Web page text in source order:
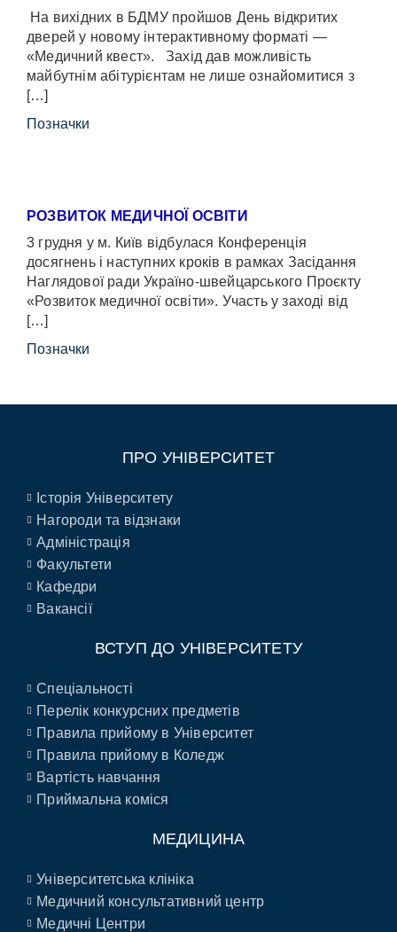
На вихідних в БДМУ пройшов День відкритих
дверей у новому інтерактивному форматі —
«Медичний квест». Захід дав можливість
майбутнім абітурієнтам не лише ознайомитися з
[…]
Позначки
РОЗВИТОК МЕДИЧНОЇ ОСВІТИ
3 грудня у м. Київ відбулася Конференція
досягнень і наступних кроків в рамках Засідання
Наглядової ради Україно-швейцарського Проєкту
«Розвиток медичної освіти». Участь у заході від
[…]
Позначки
ПРО УНІВЕРСИТЕТ
Історія Університету
Нагороди та відзнаки
Адміністрація
Факультети
Кафедри
Вакансії
ВСТУП ДО УНІВЕРСИТЕТУ
Спеціальності
Перелік конкурсних предметів
Правила прийому в Університет
Правила прийому в Коледж
Вартість навчання
Приймальна коміся
МЕДИЦИНА
Університетська клініка
Медичний консультативний центр
Медичні Центри